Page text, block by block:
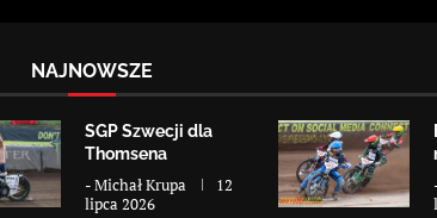
NAJNOWSZE
SGP Szwecji dla
Thomsena
-Michał Krupa
12
lipca 2026